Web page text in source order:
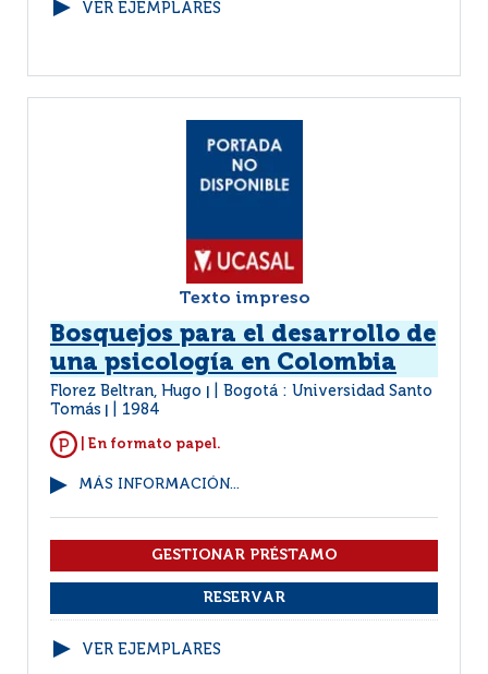
VER EJEMPLARES
Texto impreso
Bosquejos para el desarrollo de
una psicología en Colombia
Florez Beltran, Hugo
Bogotá : Universidad Santo
Tomás
1984
| En formato papel.
MÁS INFORMACIÓN...
VER EJEMPLARES